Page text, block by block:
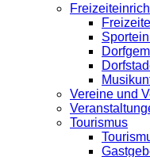
Vereine und
Tourismus